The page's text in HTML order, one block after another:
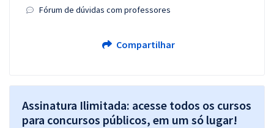
Fórum de dúvidas com professores
Compartilhar
Assinatura Ilimitada: acesse todos os cursos
para concursos públicos, em um só lugar!